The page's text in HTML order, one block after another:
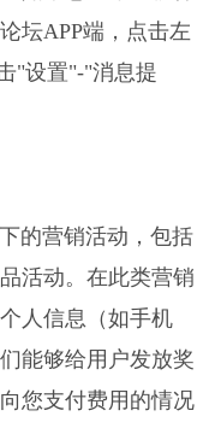
坛APP端，点击左
"设置"-"消息提
的营销活动，包括
活动。在此类营销
人信息（如手机
能够给用户发放奖
您支付费用的情况